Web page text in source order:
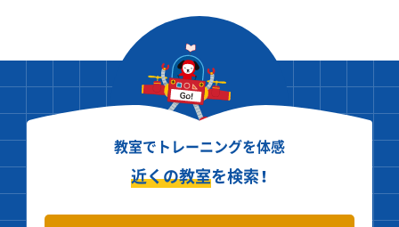
教室でトレーニングを体感
近くの教室を検索！